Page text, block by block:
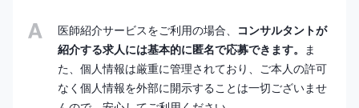
医師紹介サービスをご利用の場合、
コンサルタントが
紹介する求人には基本的に匿名で応募できます。 ま
た、個人情報は厳重に管理されており、ご本人の許可
なく個人情報を外部に開示することは一切ございませ